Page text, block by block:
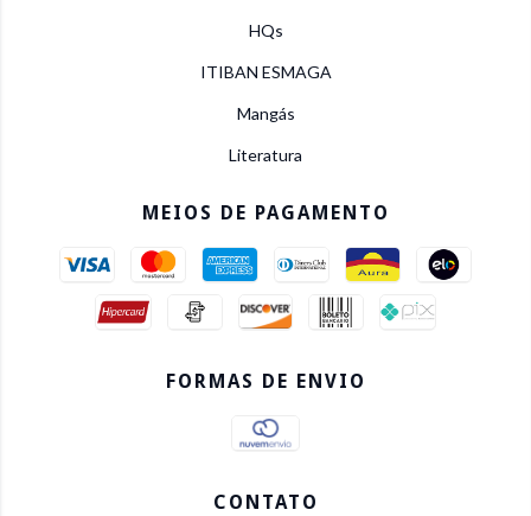
HQs
ITIBAN ESMAGA
Mangás
Literatura
MEIOS DE PAGAMENTO
FORMAS DE ENVIO
CONTATO